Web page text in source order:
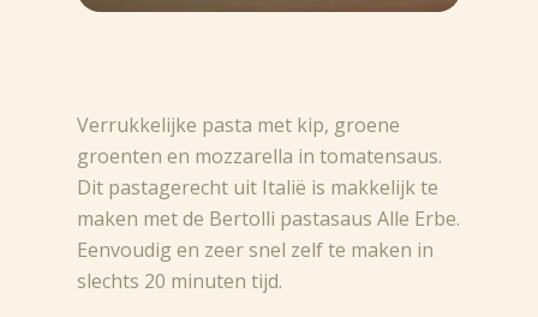
Verrukkelijke pasta met kip, groene
groenten en mozzarella in tomatensaus.
Dit pastagerecht uit Italië is makkelijk te
maken met de Bertolli pastasaus Alle Erbe.
Eenvoudig en zeer snel zelf te maken in
slechts 20 minuten tijd.